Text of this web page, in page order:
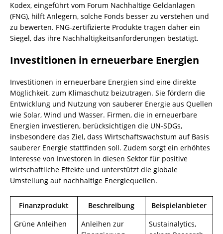
Kodex, eingeführt vom Forum Nachhaltige Geldanlagen
(FNG), hilft Anlegern, solche Fonds besser zu verstehen und
zu bewerten. FNG-zertifizierte Produkte tragen daher ein
Siegel, das ihre Nachhaltigkeitsanforderungen bestätigt.
Investitionen in erneuerbare Energien
Investitionen in erneuerbare Energien sind eine direkte
Möglichkeit, zum Klimaschutz beizutragen. Sie fördern die
Entwicklung und Nutzung von sauberer Energie aus Quellen
wie Solar, Wind und Wasser. Firmen, die in erneuerbare
Energien investieren, berücksichtigen die UN-SDGs,
insbesondere das Ziel, dass Wirtschaftswachstum auf Basis
sauberer Energie stattfinden soll. Zudem sorgt ein erhöhtes
Interesse von Investoren in diesen Sektor für positive
wirtschaftliche Effekte und unterstützt die globale
Umstellung auf nachhaltige Energiequellen.
Finanzprodukt Beschreibung
Beispielanbieter
Grüne Anleihen
Anleihen zur
Sustainalytics,